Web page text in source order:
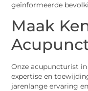
geïnformeerde
Maak
Onze acupuncturist
expertise en
jarenlange ervaring